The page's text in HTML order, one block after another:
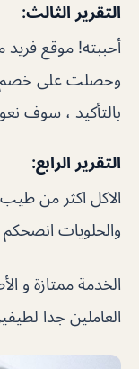
التقرير الثالث:
أحببته! موقع
بالتأكيد ، سوف
التقرير الرابع:
الاكل اكثر من
والحلويات انصحكم
الخدمة ممتازة و
العاملين جدا